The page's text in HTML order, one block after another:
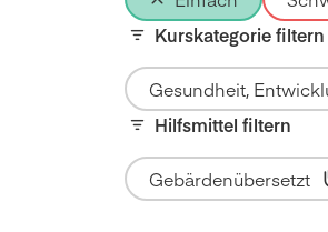
Kurskategorie filtern
Gesundheit,
Hilfsmittel filtern
Gebärdenübersetzt